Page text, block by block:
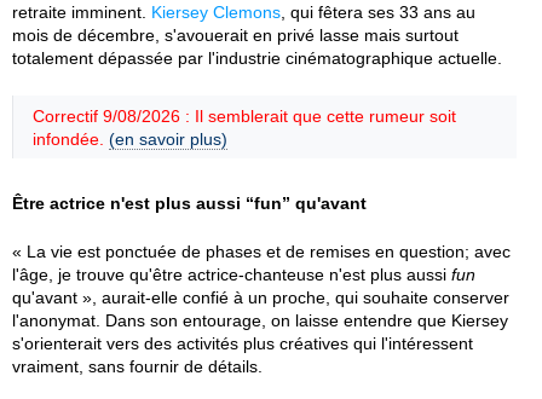
retraite imminent. Kiersey Clemons , qui fêtera ses 33 ans au
mois de décembre, s'avouerait en privé lasse mais surtout
totalement dépassée par l'industrie cinématographique actuelle.
Correctif 9/08/2026 : Il semblerait que cette rumeur soit
infondée. (en savoir plus)
Être actrice n'est plus aussi “fun” qu'avant
« La vie est ponctuée de phases et de remises en question; avec
l'âge, je trouve qu'être actrice-chanteuse n'est plus aussi fun
qu'avant », aurait-elle confié à un proche, qui souhaite conserver
l'anonymat. Dans son entourage, on laisse entendre que Kiersey
s'orienterait vers des activités plus créatives qui l'intéressent
vraiment, sans fournir de détails.